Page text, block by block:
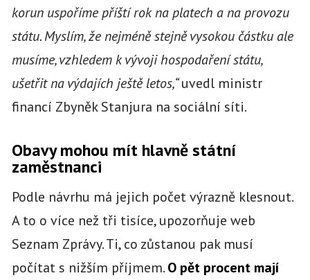
korun uspoříme příští rok na platech a na provozu
státu. Myslím, že nejméně stejně vysokou částku ale
musíme, vzhledem k vývoji hospodaření státu,
ušetřit na výdajích ještě letos,“uvedl ministr
financí Zbyněk Stanjura na sociální síti.
Obavy mohou mít hlavně státní
zaměstnanci
Podle návrhu má jejich počet výrazně klesnout.
A to o více než tři tisíce, upozorňuje web
Seznam Zprávy. Ti, co zůstanou pak musí
počítat s nižším příjmem.O pět procent mají